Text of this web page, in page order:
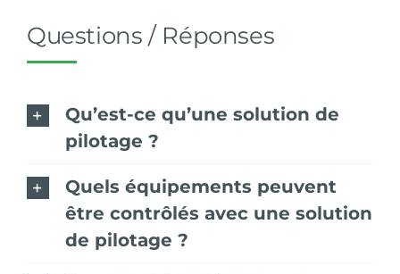
Questions / Réponses
Qu’est-ce qu’une solution de
pilotage ?
Quels équipements peuvent
être contrôlés avec une solution
de pilotage ?